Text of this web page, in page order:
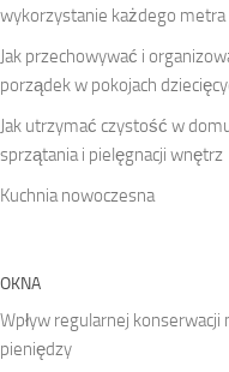
wykorzystanie każdego
Jak przechowywać i
porządek w pokojach
Jak utrzymać czystość w
sprzątania i pielęgnacji wnętrz
Kuchnia nowoczesna
OKNA
Wpływ regularnej
pieniędzy